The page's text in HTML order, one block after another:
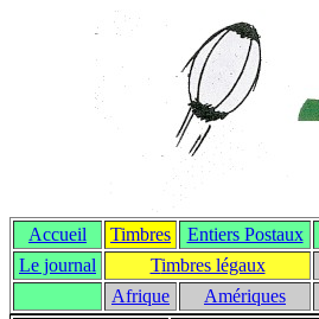
Accueil Timbres Entiers Postaux
Le journal
Timbres légaux
Afrique
Amériques